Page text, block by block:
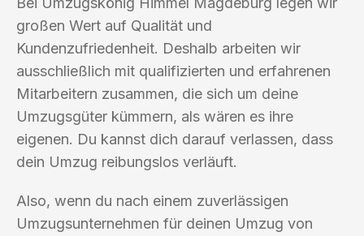
großen Wert auf Qualität und
Kundenzufriedenheit. Deshalb arbeiten wir
ausschließlich mit qualifizierten und erfahrenen
Mitarbeitern zusammen, die sich um deine
Umzugsgüter kümmern, als wären es ihre
eigenen. Du kannst dich darauf verlassen, dass
dein Umzug reibungslos verläuft.
Also, wenn du nach einem zuverlässigen
Umzugsunternehmen für deinen Umzug von